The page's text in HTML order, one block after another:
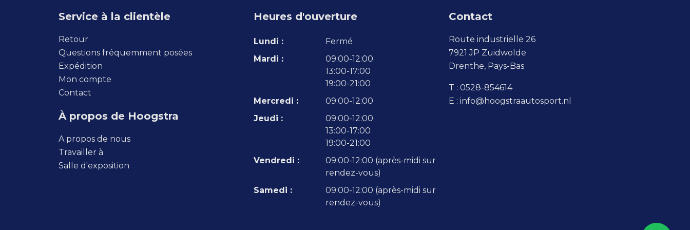
Service à la clientèle
Retour
Questions fréquemment posées
Expédition
Mon compte
Contact
À propos de Hoogstra
A propos de nous
Travailler à
Salle d'exposition
Heures d'ouverture
Lundi :
Fermé
Mardi :
09:00-12:00
13:00-17:00
19:00-21:00
Mercredi :
09:00-12:00
Jeudi :
09:00-12:00
13:00-17:00
19:00-21:00
Vendredi :
09:00-12:00 (après-midi sur
rendez-vous)
Samedi :
09:00-12:00 (après-midi sur
rendez-vous)
Contact
Route industrielle 26
7921 JP Zuidwolde
Drenthe, Pays-Bas
T : 0528-854614
E : info@hoogstraautosport.nl